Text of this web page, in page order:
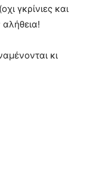
γκρίνιες και
κι